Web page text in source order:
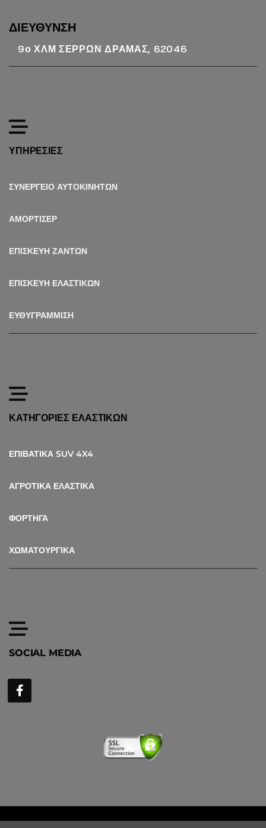
ΔΙΕΥΘΥΝΣΗ
9ο ΧΛΜ ΣΕΡΡΩΝ ΔΡΑΜΑΣ, 62046
ΥΠΗΡΕΣΙΕΣ
ΣΥΝΕΡΓΕΙΟ ΑΥΤΟΚΙΝΗΤΩΝ
ΑΜΟΡΤΙΣΕΡ
ΕΠΙΣΚΕΥΗ ΖΑΝΤΩΝ
ΕΠΙΣΚΕΥΗ ΕΛΑΣΤΙΚΩΝ
ΕΥΘΥΓΡΑΜΜΙΣΗ
ΚΑΤΗΓΟΡΙΕΣ ΕΛΑΣΤΙΚΩΝ
ΕΠΙΒΑΤΙΚΑ SUV 4X4
ΑΓΡΟΤΙΚΑ ΕΛΑΣΤΙΚΑ
ΦΟΡΤΗΓΑ
ΧΩΜΑΤΟΥΡΓΙΚΑ
SOCIAL MEDIA